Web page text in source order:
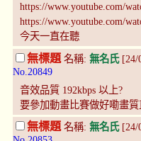
https://www.youtube.com/
https://www.youtube.com/
今天一直在聽
無標題 名稱: 無名氏[24/
No.20849
音效品質 192kbps 以上?
要參加動畫比賽做好嘞畫
無標題 名稱: 無名氏[24/